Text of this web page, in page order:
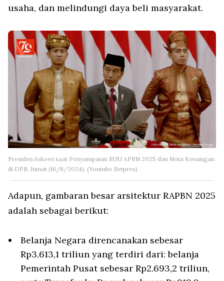
usaha, dan melindungi daya beli masyarakat.
Presiden Jokowi saat Penyampaian RUU APBN 2025 dan Nota Keuangan
di DPR. Jumat (16/8/2024). (Youtube Setpres)
Adapun, gambaran besar arsitektur RAPBN 2025
adalah sebagai berikut:
Belanja Negara direncanakan sebesar
Rp3.613,1 triliun yang terdiri dari: belanja
Pemerintah Pusat sebesar Rp2.693,2 triliun,